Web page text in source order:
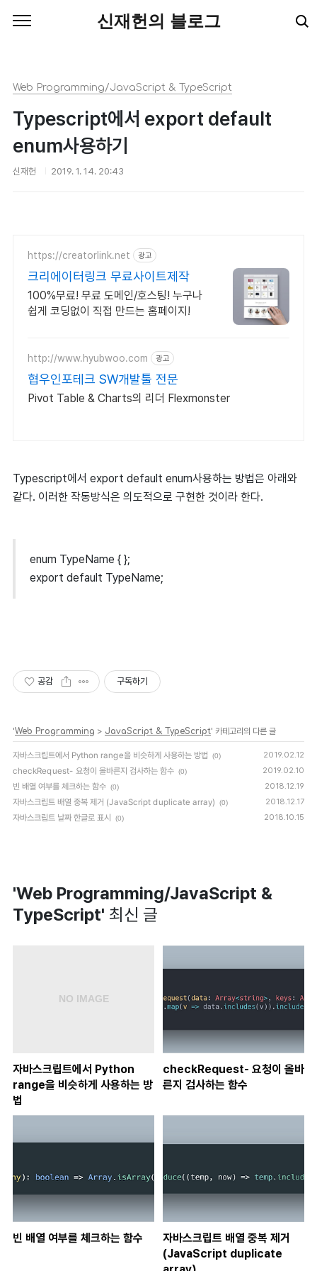
신재헌의 블로그
Web Programming/JavaScript & TypeScript
Typescript에서 export default
enum사용하기
신재헌 2019. 1. 14. 20:43
https://creatorlink.net 광고
크리에이터링크 무료사이트제작
100%무료! 무료 도메인/호스팅! 누구나
쉽게 코딩없이 직접 만드는 홈페이지!
http://www.hyubwoo.com 광고
협우인포테크 SW개발툴 전문
Pivot Table & Charts의 리더 Flexmonster
Typescript에서 export default enum사용하는 방법은 아래와
같다. 이러한 작동방식은 의도적으로 구현한 것이라 한다.
enum TypeName { };
export default TypeName;
공감 구독하기
'Web Programming > JavaScript & TypeScript' 카테고리의 다른 글
자바스크립트에서 Python range을 비슷하게 사용하는 방법 (0) 2019.02.12
checkRequest- 요청이 올바른지 검사하는 함수 (0) 2019.02.10
빈 배열 여부를 체크하는 함수 (0) 2018.12.19
자바스크립트 배열 중복 제거 (JavaScript duplicate array) (0) 2018.12.17
자바스크립트 날짜 한글로 표시 (0) 2018.10.15
'Web Programming/JavaScript &
TypeScript' 최신 글
자바스크립트에서 Python
range을 비슷하게 사용하는 방
법
checkRequest- 요청이 올바
른지 검사하는 함수
빈 배열 여부를 체크하는 함수
자바스크립트 배열 중복 제거
(JavaScript duplicate